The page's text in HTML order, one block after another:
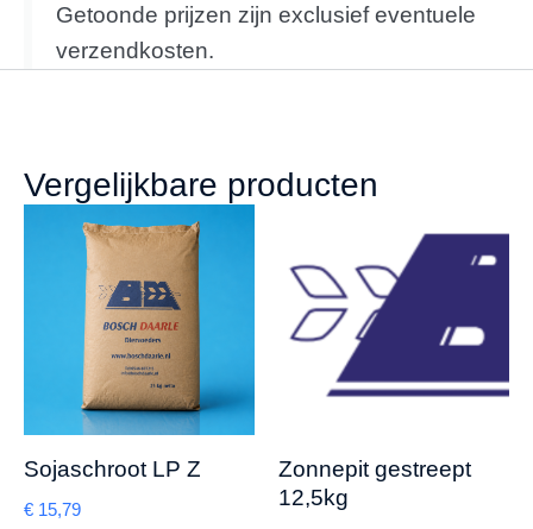
Getoonde prijzen zijn exclusief eventuele
verzendkosten.
Vergelijkbare producten
Sojaschroot LP Z
€ 15,79
Zonnepit gestreept
12,5kg